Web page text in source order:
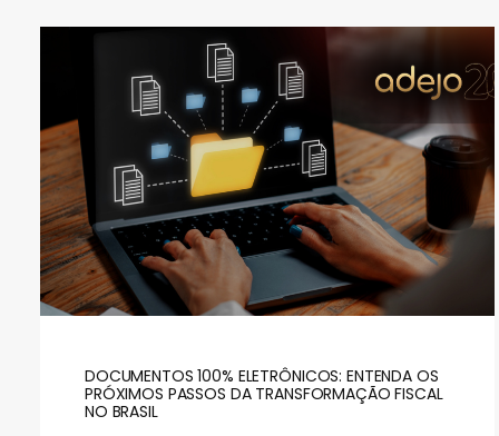
DOCUMENTOS 100% ELETRÔNICOS: ENTENDA OS
PRÓXIMOS PASSOS DA TRANSFORMAÇÃO FISCAL
NO BRASIL